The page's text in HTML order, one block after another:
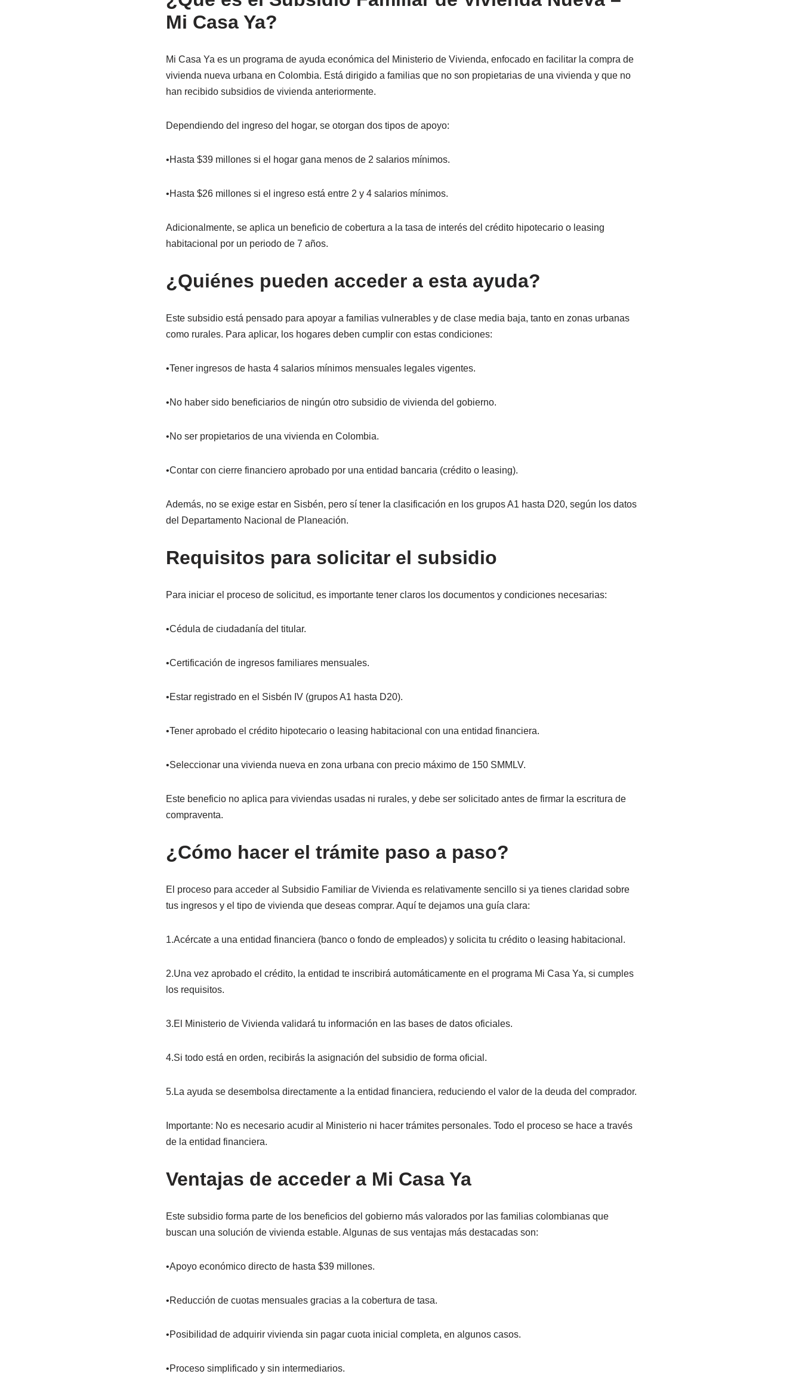
Mi Casa Ya?
Mi Casa Ya es un programa de ayuda económica del Ministerio de Vivienda, enfocado en facilitar la compra de
vivienda nueva urbana en Colombia. Está dirigido a familias que no son propietarias de una vivienda y que no
han recibido subsidios de vivienda anteriormente.
Dependiendo del ingreso del hogar, se otorgan dos tipos de apoyo:
•Hasta $39 millones si el hogar gana menos de 2 salarios mínimos.
•Hasta $26 millones si el ingreso está entre 2 y 4 salarios mínimos.
Adicionalmente, se aplica un beneficio de cobertura a la tasa de interés del crédito hipotecario o leasing
habitacional por un periodo de 7 años.
¿Quiénes pueden acceder a esta ayuda?
Este subsidio está pensado para apoyar a familias vulnerables y de clase media baja, tanto en zonas urbanas
como rurales. Para aplicar, los hogares deben cumplir con estas condiciones:
•Tener ingresos de hasta 4 salarios mínimos mensuales legales vigentes.
•No haber sido beneficiarios de ningún otro subsidio de vivienda del gobierno.
•No ser propietarios de una vivienda en Colombia.
•Contar con cierre financiero aprobado por una entidad bancaria (crédito o leasing).
Además, no se exige estar en Sisbén, pero sí tener la clasificación en los grupos A1 hasta D20, según los datos
del Departamento Nacional de Planeación.
Requisitos para solicitar el subsidio
Para iniciar el proceso de solicitud, es importante tener claros los documentos y condiciones necesarias:
•Cédula de ciudadanía del titular.
•Certificación de ingresos familiares mensuales.
•Estar registrado en el Sisbén IV (grupos A1 hasta D20).
•Tener aprobado el crédito hipotecario o leasing habitacional con una entidad financiera.
•Seleccionar una vivienda nueva en zona urbana con precio máximo de 150 SMMLV.
Este beneficio no aplica para viviendas usadas ni rurales, y debe ser solicitado antes de firmar la escritura de
compraventa.
¿Cómo hacer el trámite paso a paso?
El proceso para acceder al Subsidio Familiar de Vivienda es relativamente sencillo si ya tienes claridad sobre
tus ingresos y el tipo de vivienda que deseas comprar. Aquí te dejamos una guía clara:
1.Acércate a una entidad financiera (banco o fondo de empleados) y solicita tu crédito o leasing habitacional.
2.Una vez aprobado el crédito, la entidad te inscribirá automáticamente en el programa Mi Casa Ya, si cumples
los requisitos.
3.El Ministerio de Vivienda validará tu información en las bases de datos oficiales.
4.Si todo está en orden, recibirás la asignación del subsidio de forma oficial.
5.La ayuda se desembolsa directamente a la entidad financiera, reduciendo el valor de la deuda del comprador.
Importante: No es necesario acudir al Ministerio ni hacer trámites personales. Todo el proceso se hace a través
de la entidad financiera.
Ventajas de acceder a Mi Casa Ya
Este subsidio forma parte de los beneficios del gobierno más valorados por las familias colombianas que
buscan una solución de vivienda estable. Algunas de sus ventajas más destacadas son:
•Apoyo económico directo de hasta $39 millones.
•Reducción de cuotas mensuales gracias a la cobertura de tasa.
•Posibilidad de adquirir vivienda sin pagar cuota inicial completa, en algunos casos.
•Proceso simplificado y sin intermediarios.